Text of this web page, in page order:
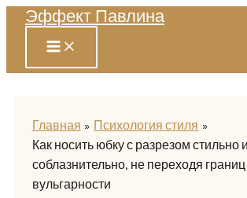
Перейти
содержимому
Эффект Павлина
Главная
Психология стиля
Как носить юбку с разрезом стильно и
соблазнительно, не переходя границ
вульгарности